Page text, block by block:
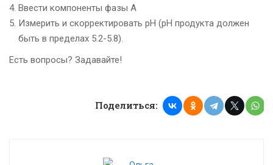
Ввести компоненты фазы А
Измерить и скорректировать рН (рН продукта должен
быть в пределах 5.2-5.8).
Есть вопросы? Задавайте!
Поделиться: